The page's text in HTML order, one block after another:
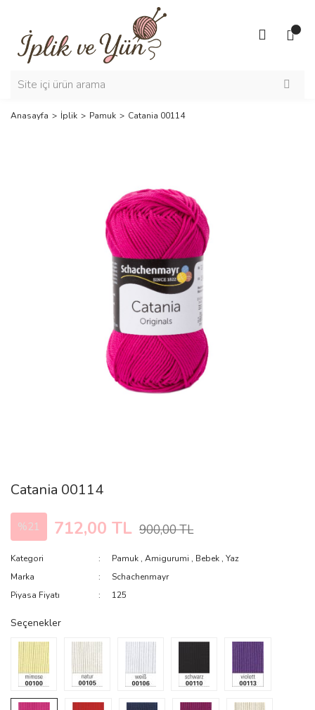
Anasayfa İplik Pamuk Catania 00114
Catania 00114
%21 712,00 TL 900,00 TL
Kategori Pamuk ,Amigurumi , Bebek ,Yaz
Marka
Schachenmayr
Piyasa Fiyatı
125
Seçenekler